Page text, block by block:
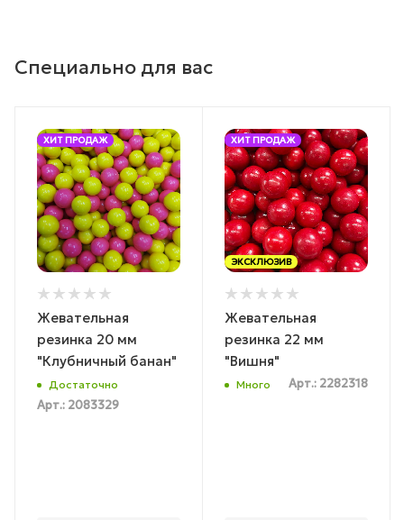
Специально для вас
ХИТ ПРОДАЖ
Жевательная
резинка 20 мм
"Клубничный банан"
Достаточно
Арт.: 2083329
ХИТ ПРОДАЖ
ЭКСКЛЮЗИВ
Жевательная
резинка 22 мм
"Вишня"
Много Арт.: 2282318